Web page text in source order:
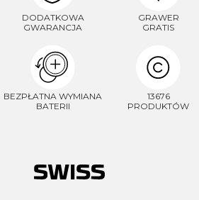
DODATKOWA
GWARANCJA
GRAWER
GRATIS
BEZPŁATNA WYMIANA
BATERII
13676
PRODUKTÓW